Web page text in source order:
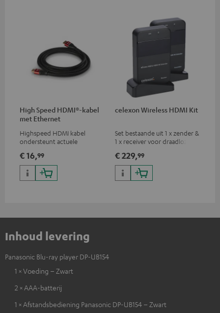
High Speed HDMI®-kabel
met Ethernet
Highspeed HDMI kabel
ondersteunt actuele
4K 3D
€ 16,99
celexon Wireless HDMI Kit
Set bestaande uit 1 x zender &
1 x receiver voor draadloze
(audio/video) tot 30 meter
(zichtlijn)
€ 229,99
Inhoud levering
Panasonic Blu-ray player DP-UB154
1 × Voeding – Zwart
2 × AAA-batterij
1 × Afstandsbediening Panasonic DP-UB154 – Zwart